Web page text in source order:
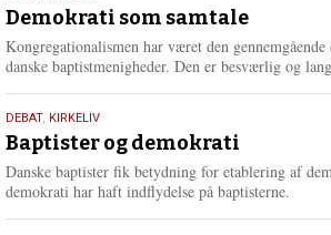
maj
2026
Demokrati som samtale
Kongregationalismen har været den
danske baptistmenigheder. Den er besværlig og
18.
maj
2026
DEBAT, KIRKELIV
Baptister og demokrati
Danske baptister fik betydning for etablering af
demokrati har haft indflydelse på baptisterne.